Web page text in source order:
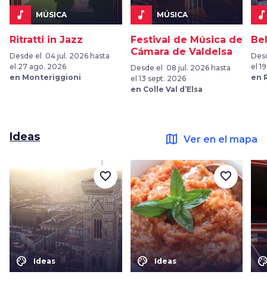
music_note MÚSICA
Ritratti in Jazz
Desde el 04 jul. 2026 hasta
el 27 ago. 2026
en Monteriggioni
music_note MÚSICA
Festival de Música de
Cámara de Valdelsa
Desde el 08 jul. 2026 hasta
el 13 sept. 2026
en Colle Val d’Elsa
el
en
Ideas map Ver en el mapa
color_lens Ideas
favorite_border
color_lens Ideas
favorite_border